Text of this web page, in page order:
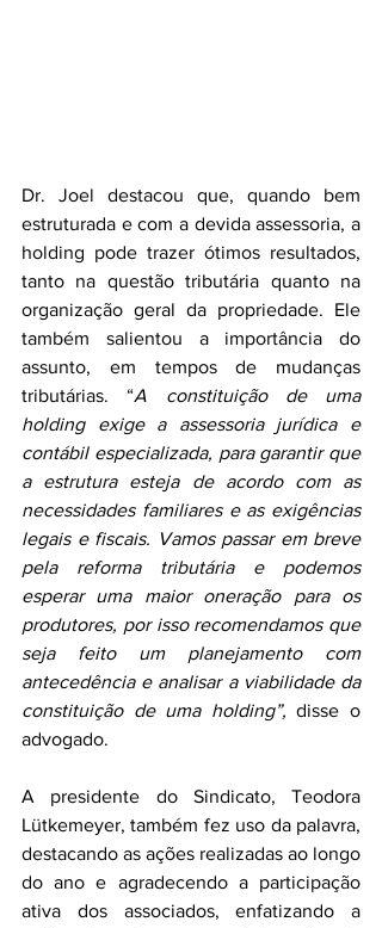
Dr. Joel destacou que, quando bem
estruturada e com a devida assessoria, a
holding pode trazer ótimos resultados,
tanto na questão tributária quanto na
organização geral da propriedade. Ele
também salientou a importância do
assunto, em tempos de mudanças
tributárias. “A constituição de uma
holding exige a assessoria jurídica e
contábil especializada, para garantir que
a estrutura esteja de acordo com as
necessidades familiares e as exigências
legais e fiscais. Vamos passar em breve
pela reforma tributária e podemos
esperar uma maior oneração para os
produtores, por isso recomendamos que
seja feito um planejamento com
antecedência e analisar a viabilidade da
constituição de uma holding”, disse o
advogado.
A presidente do Sindicato, Teodora
Lütkemeyer, também fez uso da palavra,
destacando as ações realizadas ao longo
do ano e agradecendo a participação
ativa dos associados, enfatizando a